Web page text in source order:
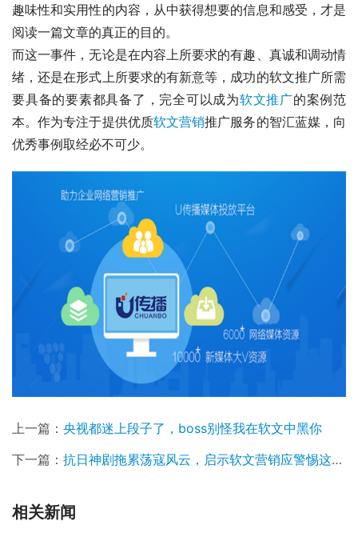
趣味性和实用性的内容，从中获得想要的信息和感受，才是
阅读一篇文章的真正的目的。
而这一事件，无论是在内容上所要求的有趣、真诚和调动情
绪，还是在形式上所要求的有新意等，成功的软文推广所需
要具备的要素都具备了，完全可以成为软文推广的案例范
本。作为专注于提供优质软文营销推广服务的智汇蓝媒，向
优秀事例取经必不可少。
上一篇： 央视都迷上段子了，boss别怪我在软文中黑你
下一篇： 抗日神剧拖累荡寇风云，启示软文营销应警惕这3点！
相关新闻